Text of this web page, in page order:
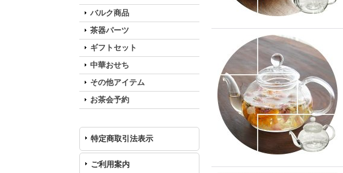
バルク商品
茶器パーツ
ギフトセット
中華おせち
その他アイテム
お茶会予約
特定商取引法表示
ご利用案内